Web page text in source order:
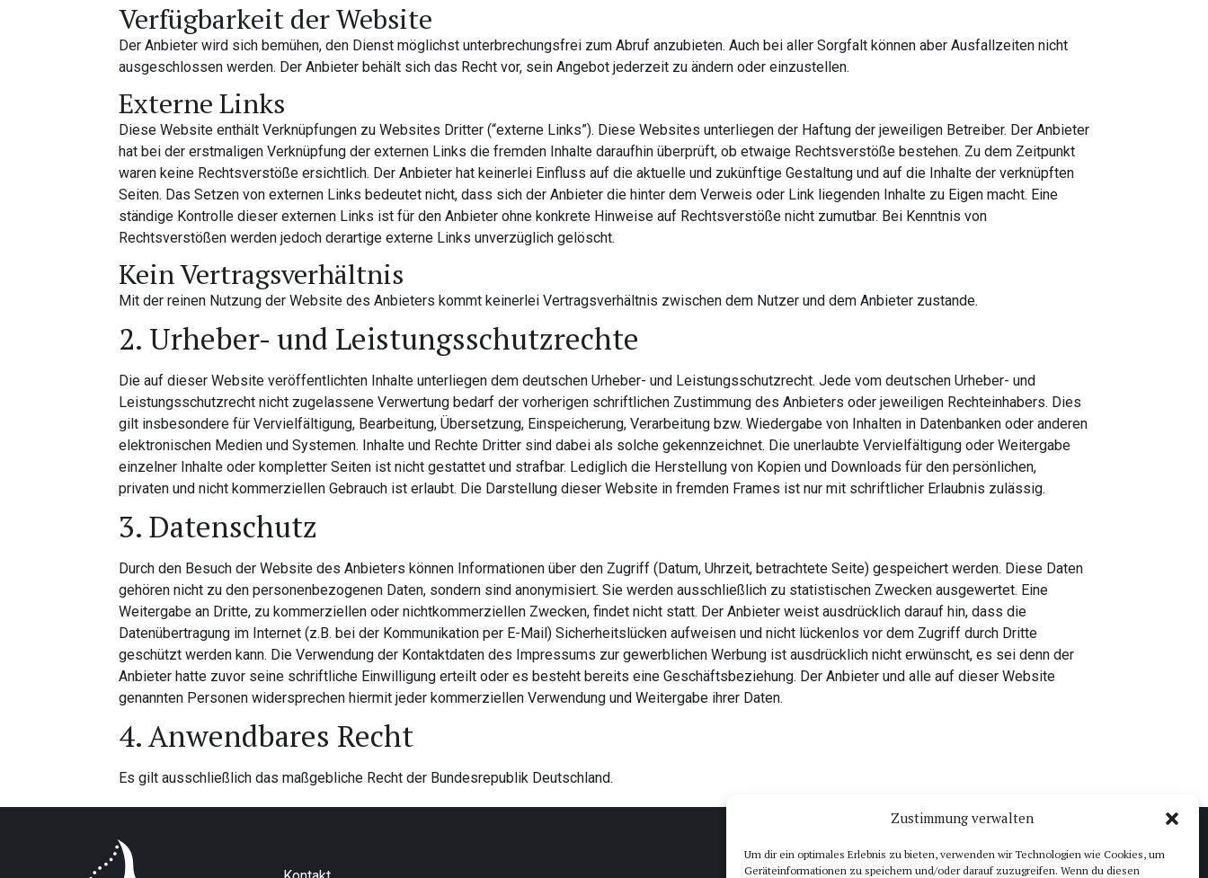
Zustimmung verwalten
Um dir ein optimales Erlebnis zu bieten, verwenden wir Technologien wie Cookies, um
Geräteinformationen zu speichern und/oder darauf zuzugreifen. Wenn du diesen
Verfügbarkeit der Website
Der Anbieter wird sich bemühen, den Dienst möglichst unterbrechungsfrei zum Abruf anzubieten. Auch bei aller Sorgfalt können aber Ausfallzeiten nicht
ausgeschlossen werden. Der Anbieter behält sich das Recht vor, sein Angebot jederzeit zu ändern oder einzustellen.
Externe Links
Diese Website enthält Verknüpfungen zu Websites Dritter (“externe Links”). Diese Websites unterliegen der Haftung der jeweiligen Betreiber. Der Anbieter
hat bei der erstmaligen Verknüpfung der externen Links die fremden Inhalte daraufhin überprüft, ob etwaige Rechtsverstöße bestehen. Zu dem Zeitpunkt
waren keine Rechtsverstöße ersichtlich. Der Anbieter hat keinerlei Einfluss auf die aktuelle und zukünftige Gestaltung und auf die Inhalte der verknüpften
Seiten. Das Setzen von externen Links bedeutet nicht, dass sich der Anbieter die hinter dem Verweis oder Link liegenden Inhalte zu Eigen macht. Eine
ständige Kontrolle dieser externen Links ist für den Anbieter ohne konkrete Hinweise auf Rechtsverstöße nicht zumutbar. Bei Kenntnis von
Rechtsverstößen werden jedoch derartige externe Links unverzüglich gelöscht.
Kein Vertragsverhältnis
Mit der reinen Nutzung der Website des Anbieters kommt keinerlei Vertragsverhältnis zwischen dem Nutzer und dem Anbieter zustande.
2. Urheber- und Leistungsschutzrechte
Die auf dieser Website veröffentlichten Inhalte unterliegen dem deutschen Urheber- und Leistungsschutzrecht. Jede vom deutschen Urheber- und
Leistungsschutzrecht nicht zugelassene Verwertung bedarf der vorherigen schriftlichen Zustimmung des Anbieters oder jeweiligen Rechteinhabers. Dies
gilt insbesondere für Vervielfältigung, Bearbeitung, Übersetzung, Einspeicherung, Verarbeitung bzw. Wiedergabe von Inhalten in Datenbanken oder anderen
elektronischen Medien und Systemen. Inhalte und Rechte Dritter sind dabei als solche gekennzeichnet. Die unerlaubte Vervielfältigung oder Weitergabe
einzelner Inhalte oder kompletter Seiten ist nicht gestattet und strafbar. Lediglich die Herstellung von Kopien und Downloads für den persönlichen,
privaten und nicht kommerziellen Gebrauch ist erlaubt. Die Darstellung dieser Website in fremden Frames ist nur mit schriftlicher Erlaubnis zulässig.
3. Datenschutz
Durch den Besuch der Website des Anbieters können Informationen über den Zugriff (Datum, Uhrzeit, betrachtete Seite) gespeichert werden. Diese Daten
gehören nicht zu den personenbezogenen Daten, sondern sind anonymisiert. Sie werden ausschließlich zu statistischen Zwecken ausgewertet. Eine
Weitergabe an Dritte, zu kommerziellen oder nichtkommerziellen Zwecken, findet nicht statt. Der Anbieter weist ausdrücklich darauf hin, dass die
Datenübertragung im Internet (z.B. bei der Kommunikation per E-Mail) Sicherheitslücken aufweisen und nicht lückenlos vor dem Zugriff durch Dritte
geschützt werden kann. Die Verwendung der Kontaktdaten des Impressums zur gewerblichen Werbung ist ausdrücklich nicht erwünscht, es sei denn der
Anbieter hatte zuvor seine schriftliche Einwilligung erteilt oder es besteht bereits eine Geschäftsbeziehung. Der Anbieter und alle auf dieser Website
genannten Personen widersprechen hiermit jeder kommerziellen Verwendung und Weitergabe ihrer Daten.
4. Anwendbares Recht
Es gilt ausschließlich das maßgebliche Recht der Bundesrepublik Deutschland.